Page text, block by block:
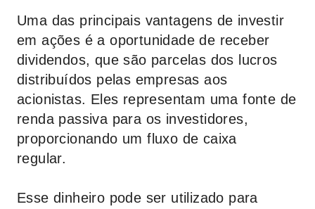
Uma das principais vantagens de investir
em ações é a oportunidade de receber
dividendos, que são parcelas dos lucros
distribuídos pelas empresas aos
acionistas. Eles representam uma fonte de
renda passiva para os investidores,
proporcionando um fluxo de caixa
regular.
Esse dinheiro pode ser utilizado para